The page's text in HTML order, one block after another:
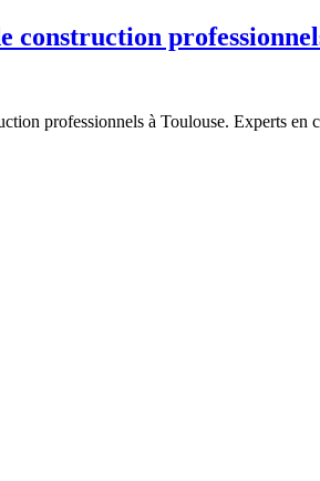
construction
professionnels à Toulouse. Experts